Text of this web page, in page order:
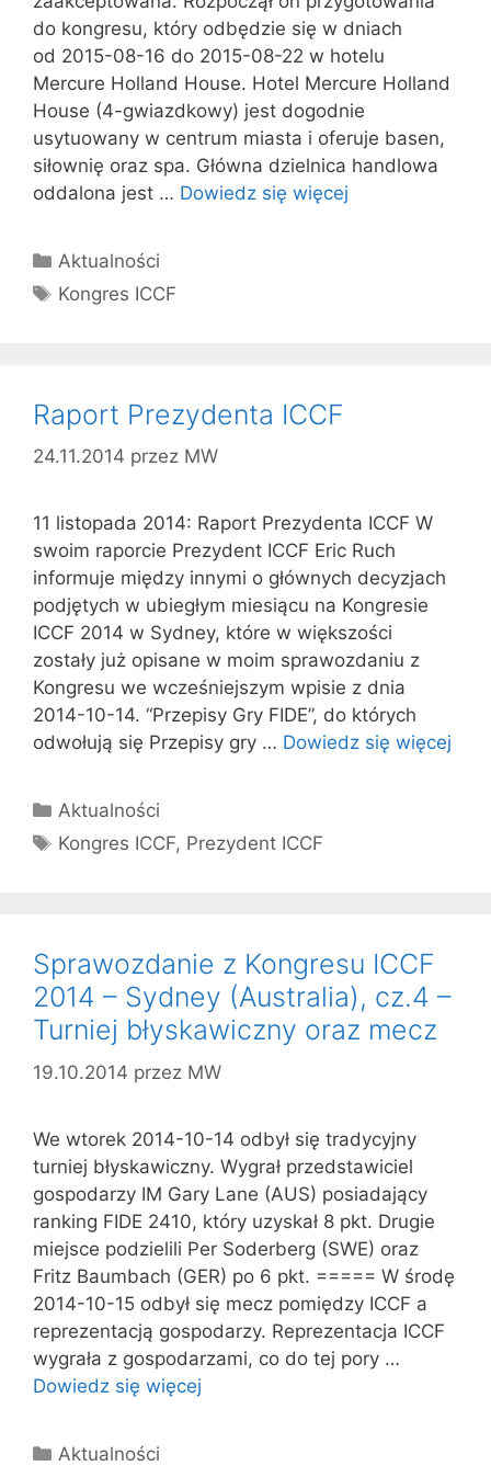
do kongresu, który odbędzie się w dniach
od 2015-08-16 do 2015-08-22 w hotelu
Mercure Holland House. Hotel Mercure Holland
House (4-gwiazdkowy) jest dogodnie
usytuowany w centrum miasta i oferuje basen,
siłownię oraz spa. Główna dzielnica handlowa
oddalona jest … Dowiedz się więcej
Kategorie
Aktualności
Tagi
Kongres ICCF
Raport Prezydenta ICCF
24.11.2014 przez MW
11 listopada 2014: Raport Prezydenta ICCF W
swoim raporcie Prezydent ICCF Eric Ruch
informuje między innymi o głównych decyzjach
podjętych w ubiegłym miesiącu na Kongresie
ICCF 2014 w Sydney, które w większości
zostały już opisane w moim sprawozdaniu z
Kongresu we wcześniejszym wpisie z dnia
2014-10-14. “Przepisy Gry FIDE”, do których
odwołują się Przepisy gry … Dowiedz się więcej
Kategorie
Aktualności
Tagi
Kongres ICCF, Prezydent ICCF
Sprawozdanie z Kongresu ICCF
2014 – Sydney (Australia), cz.4 –
Turniej błyskawiczny oraz mecz
19.10.2014 przez MW
We wtorek 2014-10-14 odbył się tradycyjny
turniej błyskawiczny. Wygrał przedstawiciel
gospodarzy IM Gary Lane (AUS) posiadający
ranking FIDE 2410, który uzyskał 8 pkt. Drugie
miejsce podzielili Per Soderberg (SWE) oraz
Fritz Baumbach (GER) po 6 pkt. ===== W środę
2014-10-15 odbył się mecz pomiędzy ICCF a
reprezentacją gospodarzy. Reprezentacja ICCF
wygrała z gospodarzami, co do tej pory …
Dowiedz się więcej
Kategorie
Aktualności